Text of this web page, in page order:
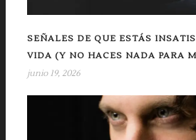
SEÑALES DE QUE ESTÁS
VIDA (Y NO HACES NADA PARA
junio 19, 2026